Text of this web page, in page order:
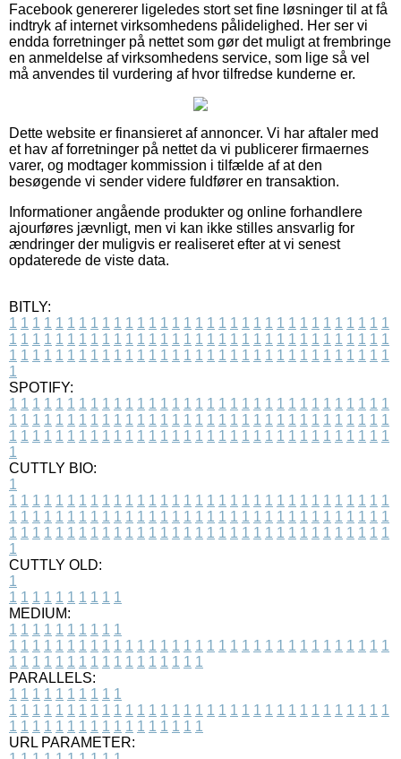
Facebook genererer ligeledes stort set fine løsninger til at få
indtryk af internet virksomhedens pålidelighed. Her ser vi
endda forretninger på nettet som gør det muligt at frembringe
en anmeldelse af virksomhedens service, som lige så vel
må anvendes til vurdering af hvor tilfredse kunderne er.
Dette website er finansieret af annoncer. Vi har aftaler med
et hav af forretninger på nettet da vi publicerer firmaernes
varer, og modtager kommission i tilfælde af at den
besøgende vi sender videre fuldfører en transaktion.
Informationer angående produkter og online forhandlere
ajourføres jævnligt, men vi kan ikke stilles ansvarlig for
ændringer der muligvis er realiseret efter at vi senest
opdaterede de viste data.
BITLY:
1 1 1 1 1 1 1 1 1 1 1 1 1 1 1 1 1 1 1 1 1 1 1 1 1 1 1 1 1 1 1 1 1
1 1 1 1 1 1 1 1 1 1 1 1 1 1 1 1 1 1 1 1 1 1 1 1 1 1 1 1 1 1 1 1 1
1 1 1 1 1 1 1 1 1 1 1 1 1 1 1 1 1 1 1 1 1 1 1 1 1 1 1 1 1 1 1 1 1
1
SPOTIFY:
1 1 1 1 1 1 1 1 1 1 1 1 1 1 1 1 1 1 1 1 1 1 1 1 1 1 1 1 1 1 1 1 1
1 1 1 1 1 1 1 1 1 1 1 1 1 1 1 1 1 1 1 1 1 1 1 1 1 1 1 1 1 1 1 1 1
1 1 1 1 1 1 1 1 1 1 1 1 1 1 1 1 1 1 1 1 1 1 1 1 1 1 1 1 1 1 1 1 1
1
CUTTLY BIO:
1
1 1 1 1 1 1 1 1 1 1 1 1 1 1 1 1 1 1 1 1 1 1 1 1 1 1 1 1 1 1 1 1 1
1 1 1 1 1 1 1 1 1 1 1 1 1 1 1 1 1 1 1 1 1 1 1 1 1 1 1 1 1 1 1 1 1
1 1 1 1 1 1 1 1 1 1 1 1 1 1 1 1 1 1 1 1 1 1 1 1 1 1 1 1 1 1 1 1 1
1
CUTTLY OLD:
1
1 1 1 1 1 1 1 1 1 1
MEDIUM:
1 1 1 1 1 1 1 1 1 1
1 1 1 1 1 1 1 1 1 1 1 1 1 1 1 1 1 1 1 1 1 1 1 1 1 1 1 1 1 1 1 1 1
1 1 1 1 1 1 1 1 1 1 1 1 1 1 1 1 1
PARALLELS:
1 1 1 1 1 1 1 1 1 1
1 1 1 1 1 1 1 1 1 1 1 1 1 1 1 1 1 1 1 1 1 1 1 1 1 1 1 1 1 1 1 1 1
1 1 1 1 1 1 1 1 1 1 1 1 1 1 1 1 1
URL PARAMETER: